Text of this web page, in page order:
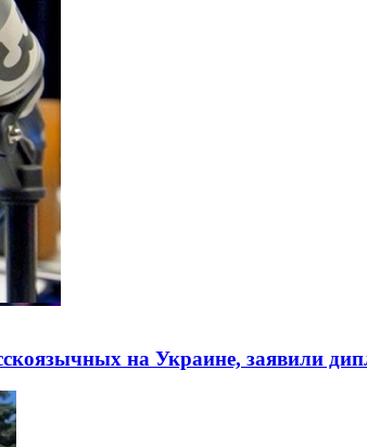
на Украине, заявили